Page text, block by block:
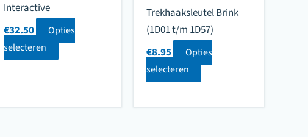
Interactive
€32.50
Opties
selecteren
Trekhaaksleutel Brink
(1D01 t/m 1D57)
€8.95
Opties
selecteren